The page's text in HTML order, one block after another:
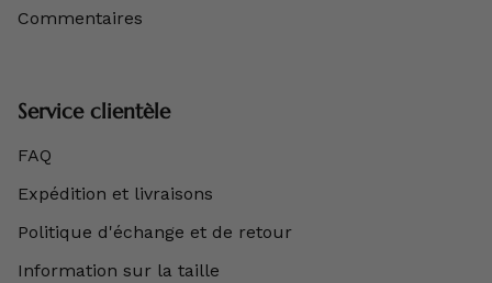
Commentaires
Service clientèle
FAQ
Expédition et livraisons
Politique d'échange et de retour
Information sur la taille